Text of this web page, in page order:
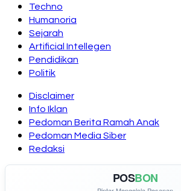
Techno
Humanoria
Sejarah
Artificial Intellegen
Pendidikan
Politik
Disclaimer
Info Iklan
Pedoman Berita Ramah Anak
Pedoman Media Siber
Redaksi
POSBON